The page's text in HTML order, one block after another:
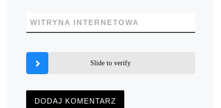
WITRYNA INTERNETOWA
Slide to verify